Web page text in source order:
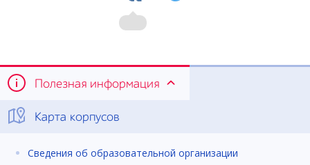
Полезная информация
Карта корпусов
Сведения об образовательной организации